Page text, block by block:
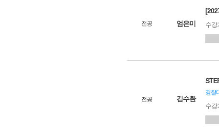
전공 엄은미 수
전공 김수환
경찰
수